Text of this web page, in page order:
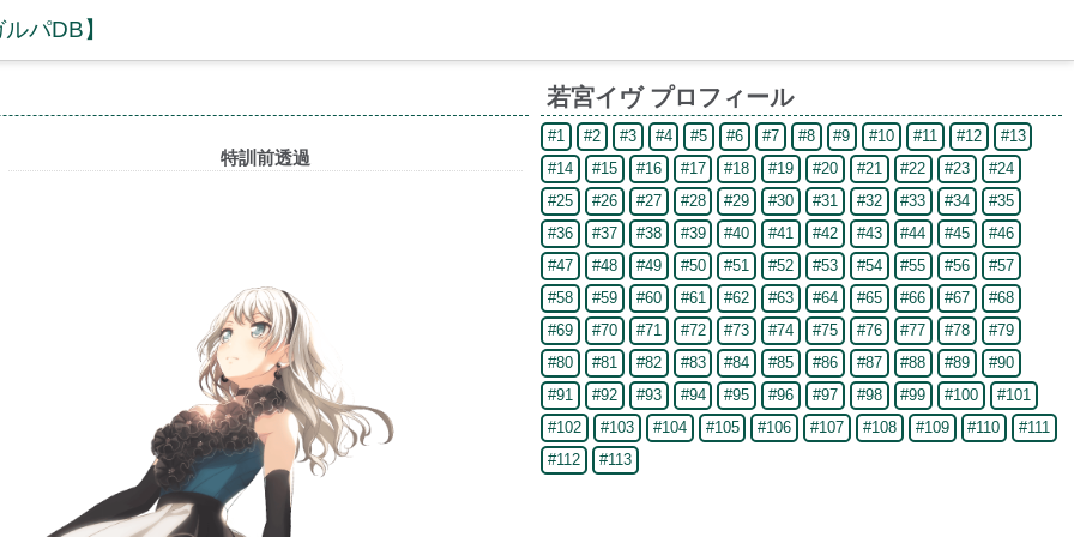
パDB】
特訓前透過
若宮イヴ プロフィール
#1 #2 #3 #4 #5 #6 #7 #8 #9 #10 #11 #12
#13
#14
#15 #16 #17 #18 #19 #20 #21 #22 #23
#24
#25
#26 #27 #28 #29 #30 #31 #32 #33 #34
#35
#36
#37 #38 #39 #40 #41 #42 #43 #44 #45
#46
#47
#48 #49 #50 #51 #52 #53 #54 #55 #56
#57
#58
#59 #60 #61 #62 #63 #64 #65 #66 #67
#68
#69
#70 #71 #72 #73 #74 #75 #76 #77 #78
#79
#80
#81 #82 #83 #84 #85 #86 #87 #88 #89
#90
#91
#92 #93 #94 #95 #96 #97 #98 #99 #100
#101
#102
#103 #104 #105 #106 #107 #108 #109 #110
#111
#112
#113